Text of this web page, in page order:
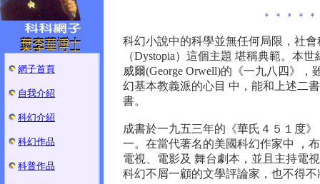
網子首頁
自我介紹
科幻介紹
科幻作品
科普作品
＊ ＊ ＊ ＊
科幻小說中的科學並無任何局限，社
（Dystopia）這個主題 堪稱典範。本
威爾(George Orwell)的《一九八四》
幻基本教義派的心目 中，能和上述二
書。
成書於一九五三年的《華氏４５１度》
一。在當代著名的美國科幻作家中 ，
電視、電影及 舞台劇本，並且主持電
科幻不屑一顧的文學評論家，也不得